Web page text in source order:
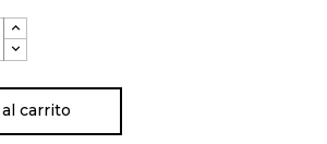
carrito